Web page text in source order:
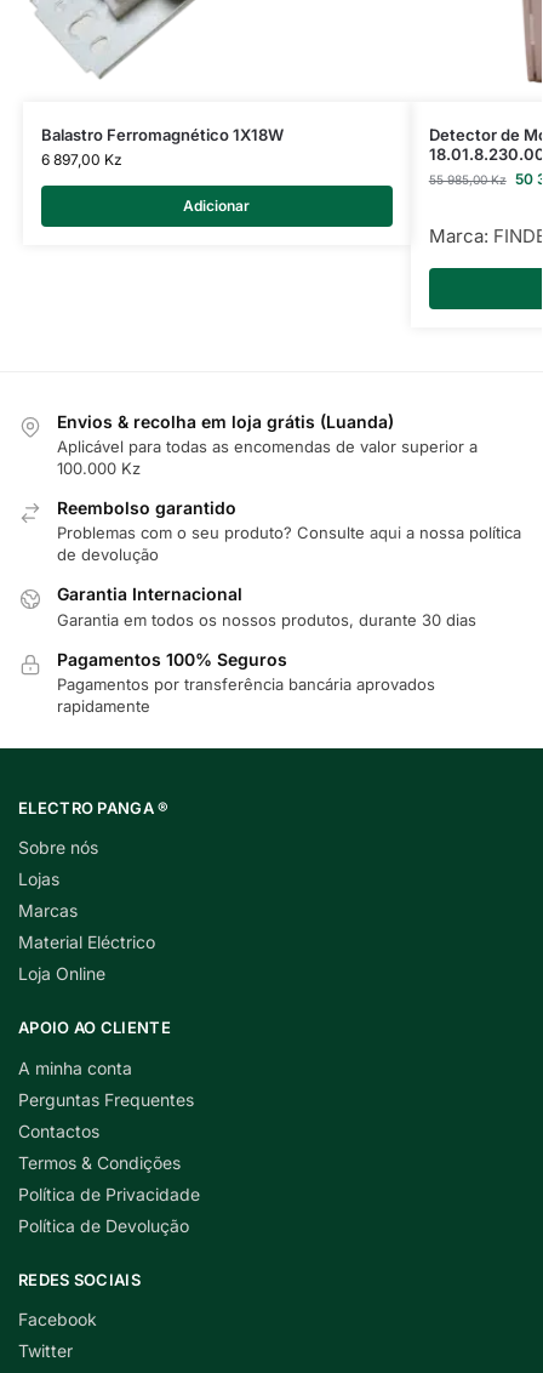
Balastro Ferromagnético 1X18W
6 897,00 Kz
Adicionar
Detector de
55 985,00Kz 50
Marca:
Envios & recolha em loja grátis (Luanda)
Aplicável para todas as encomendas de valor superior a
100.000 Kz
Reembolso garantido
Problemas com o seu produto? Consulte aqui a nossa política
de devolução
Garantia Internacional
Garantia em todos os nossos produtos, durante 30 dias
Pagamentos 100% Seguros
Pagamentos por transferência bancária aprovados
rapidamente
ELECTRO PANGA ®
Sobre nós
Lojas
Marcas
Material Eléctrico
Loja Online
APOIO AO CLIENTE
A minha conta
Perguntas Frequentes
Contactos
Termos & Condições
Política de Privacidade
Política de Devolução
REDES SOCIAIS
Facebook
Twitter